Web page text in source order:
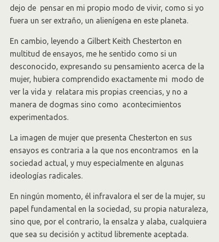
dejo de pensar en mi propio modo de vivir, como si yo
fuera un ser extraño, un alienígena en este planeta.
En cambio, leyendo a Gilbert Keith Chesterton en
multitud de ensayos, me he sentido como si un
desconocido, expresando su pensamiento acerca de la
mujer, hubiera comprendido exactamente mi modo de
ver la vida y relatara mis propias creencias, y no a
manera de dogmas sino como acontecimientos
experimentados.
La imagen de mujer que presenta Chesterton en sus
ensayos es contraria a la que nos encontramos en la
sociedad actual, y muy especialmente en algunas
ideologías radicales.
En ningún momento, él infravalora el ser de la mujer, su
papel fundamental en la sociedad, su propia naturaleza,
sino que, por el contrario, la ensalza y alaba, cualquiera
que sea su decisión y actitud libremente aceptada.